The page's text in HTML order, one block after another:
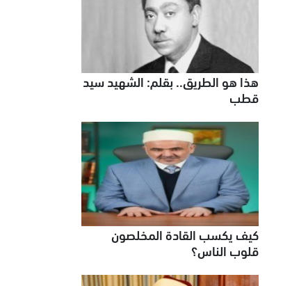
هذا هو الطريق.. بقلم: الشهيد سيد
قطب
كيف يكسب القادة المخلصون
قلوب الناس؟